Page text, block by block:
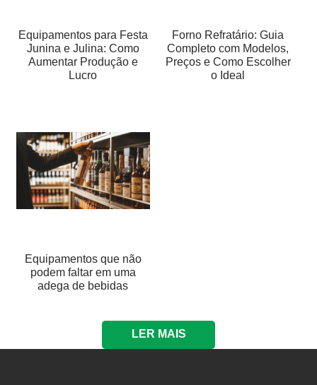
Equipamentos para Festa
Junina e Julina: Como
Aumentar Produção e
Lucro
Forno Refratário: Guia
Completo com Modelos,
Preços e Como Escolher
o Ideal
Equipamentos que não
podem faltar em uma
adega de bebidas
LER MAIS